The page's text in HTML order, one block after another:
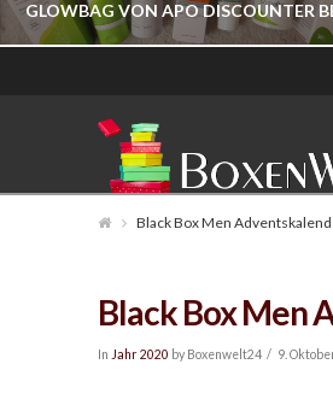
BOXENWELT24
JAHR 2026
JULI 17, 2026
Black Box Men
Black Box Men
In Jahr 2020 by Boxenwelt24 9.